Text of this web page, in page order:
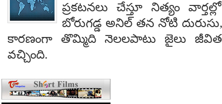
ప్రకటనలు చేస్తూ నిత్యం
బోరుగడ్డ అనిల్ తన నోటి
కారణంగా తొమ్మిది నెలలపాటు జైలు
వచ్చింది.